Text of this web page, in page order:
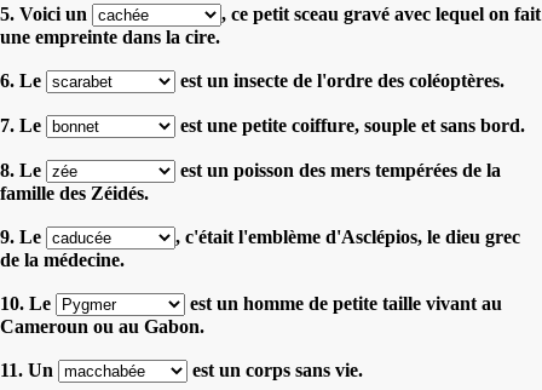
5. Voici un
, ce petit sceau gravé avec lequel on fait
une empreinte dans la cire.
6. Le est un insecte de l'ordre des coléoptères.
7. Le est une petite coiffure, souple et sans bord.
8. Le
est un poisson des mers tempérées de la
famille des Zéidés.
9. Le
, c'était l'emblème d'Asclépios, le dieu grec
de la médecine.
10. Le
est un homme de petite taille vivant au
Cameroun ou au Gabon.
11. Un est un corps sans vie.